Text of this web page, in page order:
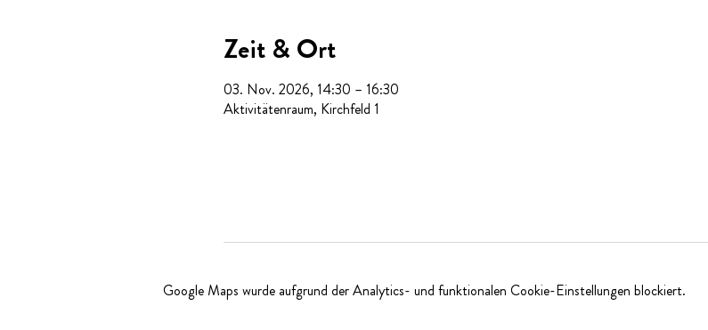
Zeit & Ort
03. Nov. 2026, 14:30 – 16:30
Aktivitätenraum, Kirchfeld 1
Google Maps wurde aufgrund der Analytics- und funktionalen Cookie-Einstellungen blockiert.